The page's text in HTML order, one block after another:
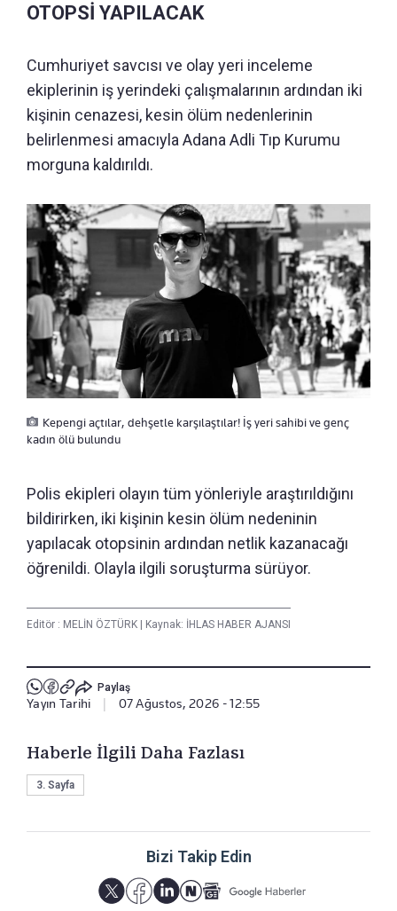
OTOPSİ YAPILACAK
Cumhuriyet savcısı ve olay yeri inceleme
ekiplerinin iş yerindeki çalışmalarının ardından iki
kişinin cenazesi, kesin ölüm nedenlerinin
belirlenmesi amacıyla Adana Adli Tıp Kurumu
morguna kaldırıldı.
Kepengi açtılar, dehşetle karşılaştılar! İş yeri sahibi ve genç
kadın ölü bulundu
Polis ekipleri olayın tüm yönleriyle araştırıldığını
bildirirken, iki kişinin kesin ölüm nedeninin
yapılacak otopsinin ardından netlik kazanacağı
öğrenildi. Olayla ilgili soruşturma sürüyor.
Editör : MELİN ÖZTÜRK | Kaynak: İHLAS HABER AJANSI
Paylaş
Yayın Tarihi 07 Ağustos, 2026 - 12:55
Haberle İlgili Daha Fazlası
3. Sayfa
Bizi Takip Edin